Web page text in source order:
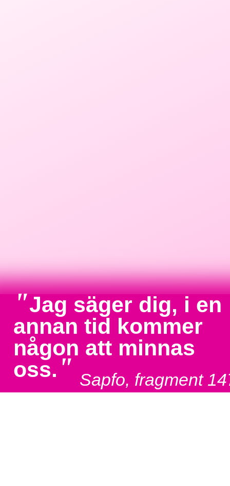
"Jag säger dig, i en
annan tid kommer
någon att minnas
oss. " Sapfo, fragment